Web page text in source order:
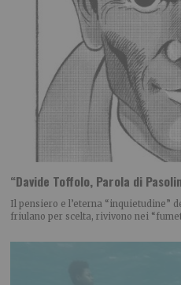
“Davide Toffolo, Parola di
Il pensiero e l’eterna “inquietudine”
friulano per scelta, rivivono nei